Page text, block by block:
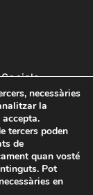
de Diputación
necessàries
la
tercers poden
de
quan vosté
Pot
en